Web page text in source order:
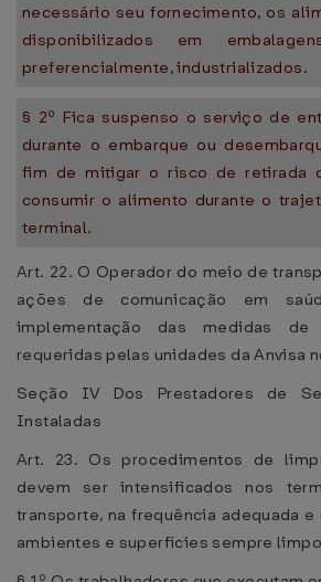
necessário seu fornecimento, os
disponibilizados em
preferencialmente, industrializados.
§ 2º Fica suspenso o serviço de
durante o embarque ou
fim de mitigar o risco de retirada
consumir o alimento durante o
terminal.
Art. 22. O Operador do meio de
ações de comunicação em
implementação das medidas de
requeridas pelas unidades da Anvisa
Seção IV Dos Prestadores de
Instaladas
Art. 23. Os procedimentos de
devem ser intensificados nos
transporte, na frequência adequada
ambientes e superfícies sempre